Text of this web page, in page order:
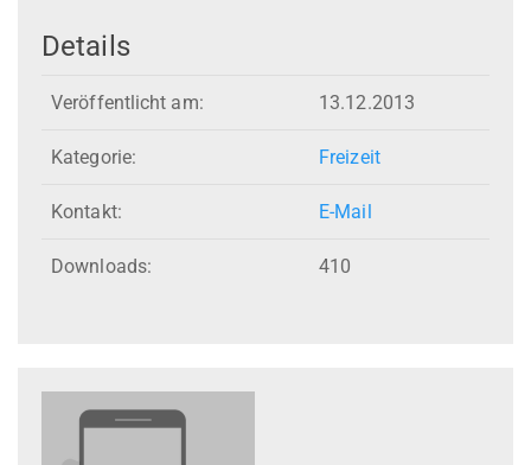
Details
Veröffentlicht am: 13.12.2013
Kategorie: Freizeit
Kontakt: E-Mail
Downloads: 410